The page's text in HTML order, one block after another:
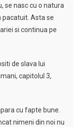
se nasc cu o natura
pacatuit. Asta se
si continua pe
de slava lui
capitolul 3,
cu fapte bune.
nimeni din noi nu